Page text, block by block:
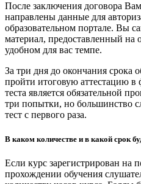
После заключения договора
направлены данные для
образовательном портале. Вы
материал, предоставленный на
удобном для вас темпе.
За три дня до окончания срока
пройти итоговую аттестацию в
теста является обязательной
три попытки, но большинство
тест с первого раза.
В каком количестве и в какой срок
Если курс зарегистрирован
прохождении обучения